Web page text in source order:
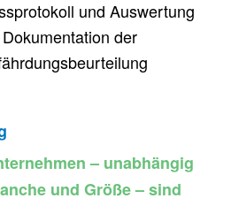
und Auswertung
der
– unabhängig
und Größe – sind